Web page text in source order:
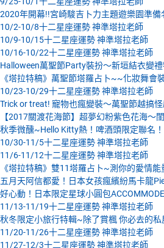
2020年開幕!!宮崎駿吉卜力主題遊樂園準備
10/2-10/8十二星座運勢 神準塔拉老師
10/9-10/15十二星座運勢 神準塔拉老師
10/16-10/22十二星座運勢 神準塔拉老師
Halloween萬聖節Party裝扮～新垣結衣變禮
《塔拉特稿》萬聖節塔羅占卜~~化妝舞會
10/23-10/29十二星座運勢 神準塔拉老師
Trick or treat! 寵物也瘋變裝～萬聖節越搞怪
【2017關渡花海節】超夢幻粉紫色花海～
秋季微醺~Hello Kitty熱！啤酒頭限定聯名！
10/30-11/5十二星座運勢 神準塔拉老師
11/6-11/12十二星座運勢 神準塔拉老師
《塔拉特稿》雙11塔羅占卜~測你的愛情
五月天阿信都愛！日本女孩瘋繽紛馬卡龍
好心動！日本限定星球小圓包
11/13-11/19十二星座運勢 神準塔拉老師
秋冬限定小旅行特輯~除了賞楓 你必去的私
11/20-11/26十二星座運勢 神準塔拉老師
11/27-12/3十二星座運勢 神準塔拉老師